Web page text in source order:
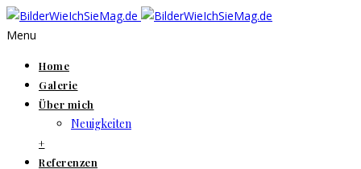
Menu
Home
Galerie
Über mich
Neuigkeiten
+
Referenzen